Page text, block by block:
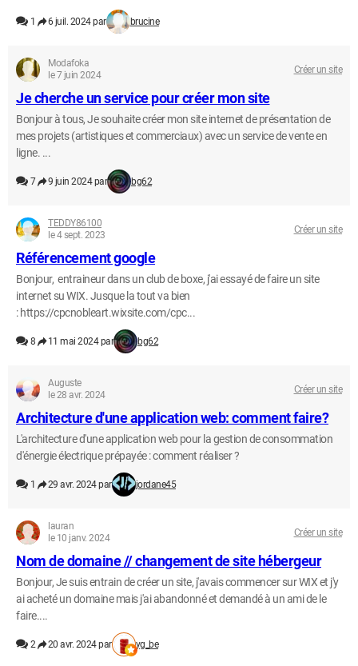
1 6 juil. 2024 par brucine
Modafoka
le 7 juin 2024
Créer un site
Je cherche un service pour créer mon site
Bonjour à tous, Je souhaite créer mon site internet de présentation de
mes projets (artistiques et commerciaux) avec un service de vente en
ligne. ...
7 9 juin 2024 par bg62
TEDDY86100
le 4 sept. 2023
Créer un site
Référencement google
Bonjour, entraineur dans un club de boxe, j'ai essayé de faire un site
internet su WIX. Jusque la tout va bien
: https://cpcnobleart.wixsite.com/cpc...
8 11 mai 2024 par bg62
Auguste
le 28 avr. 2024
Créer un site
Architecture d'une application web: comment faire?
L'architecture d'une application web pour la gestion de consommation
d'énergie électrique prépayée : comment réaliser ?
1 29 avr. 2024 par jordane45
lauran
le 10 janv. 2024
Créer un site
Nom de domaine // changement de site hébergeur
Bonjour, Je suis entrain de créer un site, j'avais commencer sur WIX et j'y
ai acheté un domaine mais j'ai abandonné et demandé à un ami de le
faire....
2 20 avr. 2024 par yg_be